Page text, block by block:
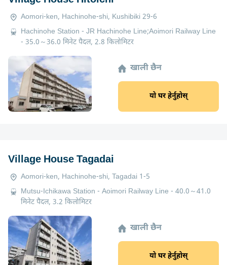
Aomori-ken, Hachinohe-shi, Kushibiki 29-6
Hachinohe Station - JR Hachinohe Line;Aoimori Railway Line
- 35.0～36.0 मिनेट पैदल, 2.8 किलोमिटर
खाली छैन
यो घर हेर्नुहोस्
Village House Tagadai
Aomori-ken, Hachinohe-shi, Tagadai 1-5
Mutsu-Ichikawa Station - Aoimori Railway Line - 40.0～41.0
मिनेट पैदल, 3.2 किलोमिटर
खाली छैन
यो घर हेर्नुहोस्